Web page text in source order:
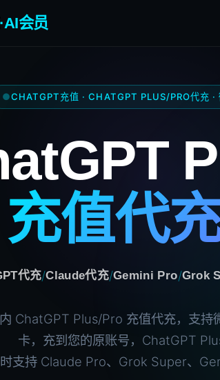
会员
CHATGPT充值 · CHATGPT PLUS/PRO代充
充值代
代充/Claude代充/Gemini Pro/Grok
ChatGPT Plus/Pro 充值代充，支持
卡，充到您的原账号，ChatGPT
支持 Claude Pro、Grok Super、